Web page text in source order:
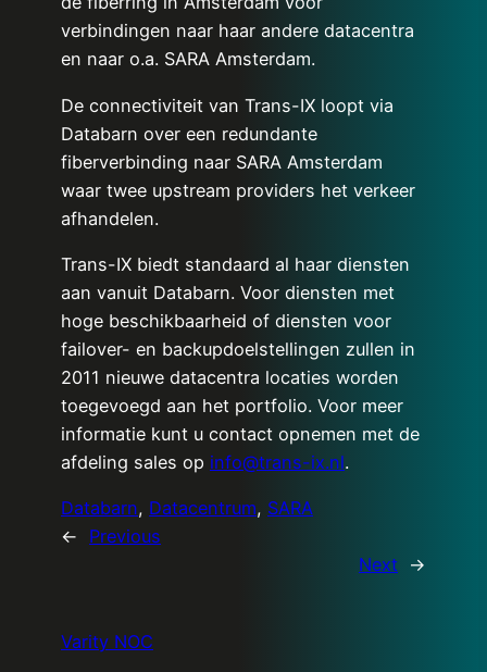
verbindingen naar haar andere datacentra
en naar o.a. SARA Amsterdam.
De connectiviteit van Trans-IX loopt via
Databarn over een redundante
fiberverbinding naar SARA Amsterdam
waar twee upstream providers het verkeer
afhandelen.
Trans-IX biedt standaard al haar diensten
aan vanuit Databarn. Voor diensten met
hoge beschikbaarheid of diensten voor
failover- en backupdoelstellingen zullen in
2011 nieuwe datacentra locaties worden
toegevoegd aan het portfolio. Voor meer
informatie kunt u contact opnemen met de
afdeling sales op info@trans-ix.nl.
Databarn, Datacentrum, SARA
←
Previous
Next →
Varity NOC